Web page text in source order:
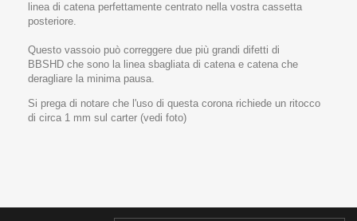
linea di catena perfettamente centrato nella vostra cassetta
posteriore.
Questo vassoio può correggere due più grandi difetti di
BBSHD che sono la linea sbagliata di catena e catena che
deragliare la minima pausa.
Si prega di notare che l'uso di questa corona richiede un ritocco
di circa 1 mm sul carter (vedi foto)